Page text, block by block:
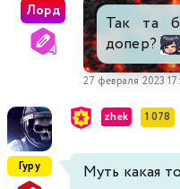
Лорд
Так та
допер?
27 февраля 2023
Гуру
zhek 1 078
Муть какая